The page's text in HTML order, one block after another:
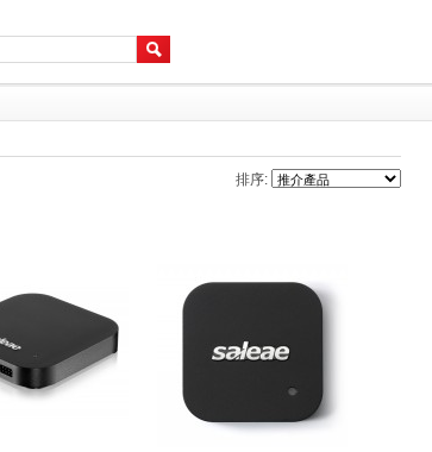
排序: